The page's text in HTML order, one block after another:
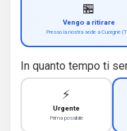
🏪
Vengo a ritirare
Presso la nostra sede a Cuorgnè
In quanto tempo ti
⚡
Urgente
Prima possibile